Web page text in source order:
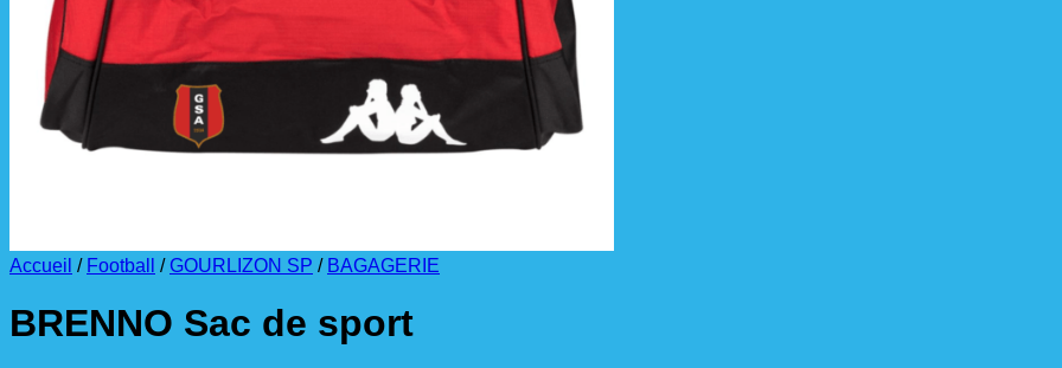
Accueil / Football / GOURLIZON SP / BAGAGERIE
BRENNO Sac de sport